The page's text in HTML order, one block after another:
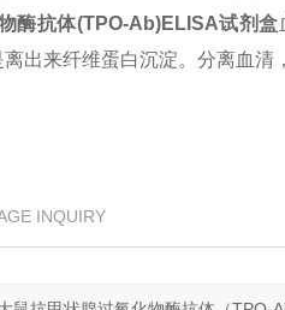
酶抗体(TPO-Ab)ELISA试剂盒
出来纤维蛋白沉淀。分离血清
INQUIRY